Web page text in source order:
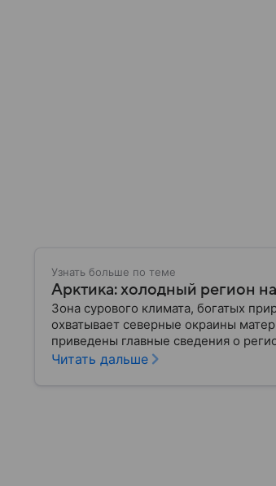
Узнать больше по теме
Арктика: холодный регион
Зона сурового климата, богатых
охватывает северные окраины
приведены главные сведения о
Читать дальше